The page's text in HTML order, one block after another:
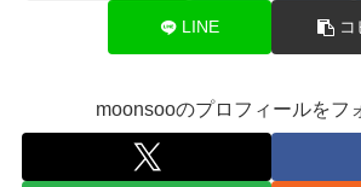
LINE コ
moonsooのプロフィールをフ